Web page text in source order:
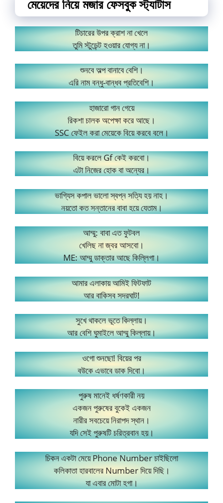
মেয়েদের নিয়ে মজার ফেসবুক স্ট্যাটাস
টিচারের উপর ক্রাশ না খেলে
তুমি স্টুডেন্ট হওয়ার যোগ্য না।
শুনবে অল্প বানাবে বেশি।
এরি নাম বন্ধু-বান্ধব প্রতিবেশি।
হাজারো গান গেয়ে
রিকশা চালক অপেক্ষা করে আছে।
SSC ফেইল করা মেয়েকে বিয়ে করবে বলে।
বিয়ে করলে Gf কেই করবো।
এটা নিজের হোক বা অন্যের।
ভাগ্যিস কপাল ভালো স্বপ্ন সত্যি হয় নাহ।
নয়তো কত সন্তানের বাবা হয়ে যেতাম।
আম্মু: বাবা এত ফুটবল
খেলিছ না জ্বর আসবো।
ME: আম্মু ডাক্তার আছে কিল্লিগা।
আমার এলাকায় আমিই ফিটফাট
আর বাকিসব সদরঘাট!
সুখে থাকলে ভূতে কিল্লায়।
আর বেশি ঘুমাইলে আম্মু কিল্লায়।
ওগো শুনছো! বিয়ের পর
বউকে এভাবে ডাক দিবো।
পুরুষ মানেই ধর্ষণকারী নয়
একজন পুরুষের বুকেই একজন
নারীর সবচেয়ে নিরাপদ স্থান।
যদি সেই পুরুষটি চরিত্রবান হয়।
চিকন একটা মেয়ে Phone Number চাইছিলো
কলিকাতা হারবালের Number দিয়ে দিছি।
যা এবার মোটা হগা।